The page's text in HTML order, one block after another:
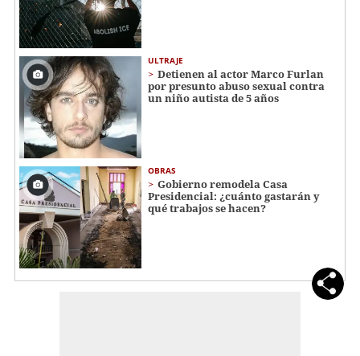
ULTRAJE
Detienen al actor Marco Furlan
por presunto abuso sexual contra
un niño autista de 5 años
OBRAS
Gobierno remodela Casa
Presidencial: ¿cuánto gastarán y
qué trabajos se hacen?